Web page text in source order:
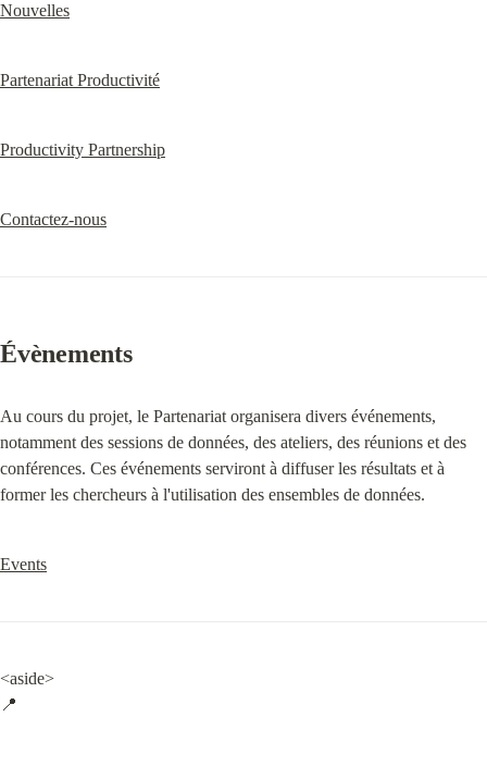
Nouvelles
Partenariat Productivité
Productivity Partnership
Contactez-nous
Évènements
Au cours du projet, le Partenariat organisera divers événements,
notamment des sessions de données, des ateliers, des réunions et des
conférences. Ces événements serviront à diffuser les résultats et à
former les chercheurs à l'utilisation des ensembles de données.
Events
<aside>
📍